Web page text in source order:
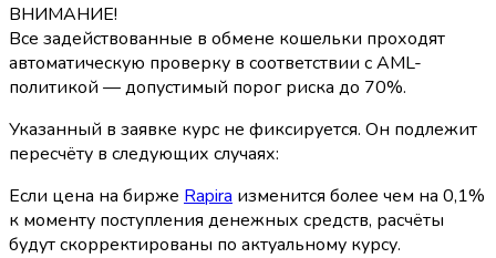
ВНИМАНИЕ!
Все задействованные в обмене кошельки проходят
автоматическую проверку в соответствии с AML-
политикой — допустимый порог риска до 70%.
Указанный в заявке курс не фиксируется. Он подлежит
пересчёту в следующих случаях:
Если цена на бирже Rapira изменится более чем на 0,1%
к моменту поступления денежных средств, расчёты
будут скорректированы по актуальному курсу.